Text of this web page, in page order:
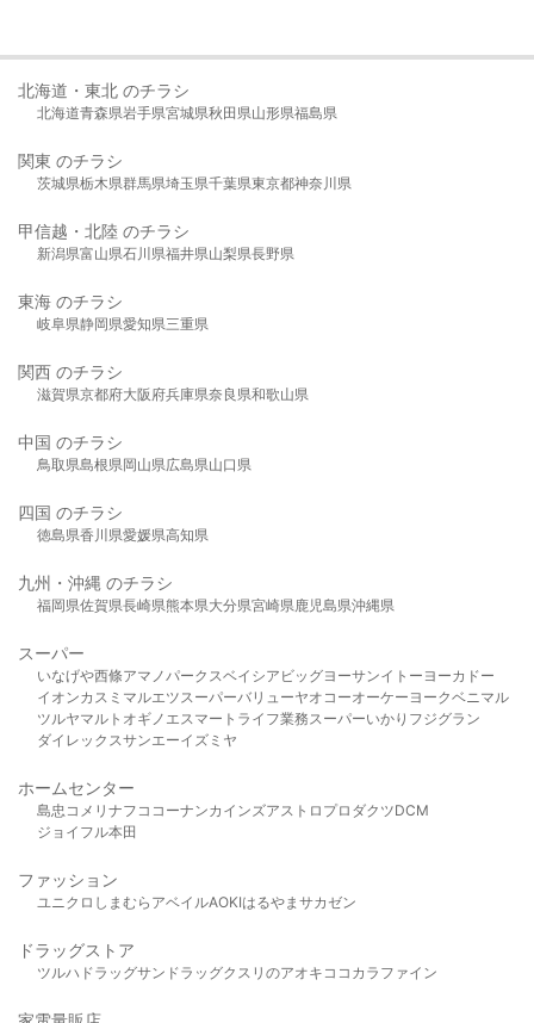
北海道・東北 のチラシ
北海道青森県岩手県宮城県秋田県山形県福島県
関東 のチラシ
茨城県栃木県群馬県埼玉県千葉県東京都神奈川県
甲信越・北陸 のチラシ
新潟県富山県石川県福井県山梨県長野県
東海 のチラシ
岐阜県静岡県愛知県三重県
関西 のチラシ
滋賀県京都府大阪府兵庫県奈良県和歌山県
中国 のチラシ
鳥取県島根県岡山県広島県山口県
四国 のチラシ
徳島県香川県愛媛県高知県
九州・沖縄 のチラシ
福岡県佐賀県長崎県熊本県大分県宮崎県鹿児島県沖縄県
スーパー
いなげや西條アマノパークスベイシア ビッグヨーサンイトーヨーカドー
イオンカスミ マルエツスーパーバリューヤオコーオーケー ヨークベニマル
ツルヤマルト オギノ エスマート ライフ業務スーパーいかり フジグラン
ダイレックスサンエーイズミヤ
ホームセンター
島忠 コメリ ナフコ コーナンカインズアストロプロダクツDCM
ジョイフル本田
ファッション
ユニクロ しまむら アベイルAOKIはるやま サカゼン
ドラッグストア
ツルハドラッグサンドラッグクスリのアオキ ココカラファイン